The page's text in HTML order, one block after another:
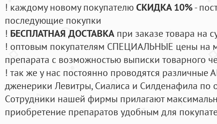
! каждому новому покупателюСКИДКА 10%-
последующие покупки
! БЕСПЛАТНАЯ ДОСТАВКА при заказе товара на
! оптовым покупателям СПЕЦИАЛЬНЫЕ цены на
препарата с возможностью выписки товарного
! так же у нас постоянно проводятся
дженерики Левитры, Сиалиса и Силденафила по
Cотрудники нашей фирмы прилагают
приобретение препаратов удобным для